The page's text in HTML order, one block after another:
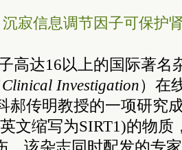
沉寂信息调节因子可保护
高达16以上的国际著名
Investigation）在
郝传明教授的一项研究
文缩写为SIRT1)的物质